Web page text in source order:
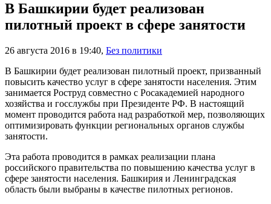
В Башкирии будет реализован
пилотный проект в сфере занятости
26 августа 2016 в 19:40, Без политики
В Башкирии будет реализован пилотный проект, призванный
повысить качество услуг в сфере занятости населения. Этим
занимается Роструд совместно с Росакадемией народного
хозяйства и госслужбы при Президенте РФ. В настоящий
момент проводится работа над разработкой мер, позволяющих
оптимизировать функции региональных органов службы
занятости.
Эта работа проводится в рамках реализации плана
российского правительства по повышению качества услуг в
сфере занятости населения. Башкирия и Ленинградская
область были выбраны в качестве пилотных регионов.